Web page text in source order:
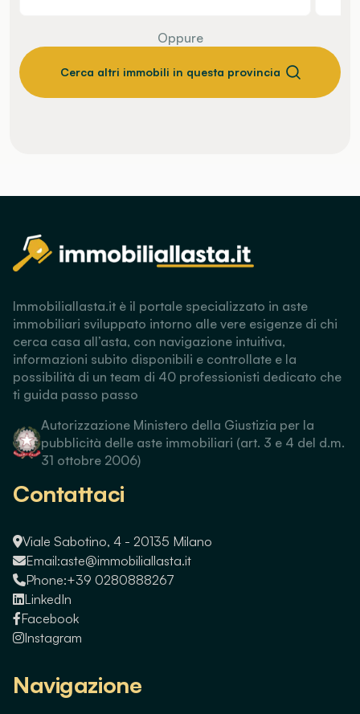
Oppure
Cerca altri immobili in questa provincia
Immobiliallasta.it è il portale specializzato in aste
immobiliari sviluppato intorno alle vere esigenze di chi
cerca casa all’asta, con navigazione intuitiva,
informazioni subito disponibili e controllate e la
possibilità di un team di 40 professionisti dedicato che
ti guida passo passo
Autorizzazione Ministero della Giustizia per la
pubblicità delle aste immobiliari (art. 3 e 4 del d.m.
31 ottobre 2006)
Contattaci
Viale Sabotino, 4 - 20135 Milano
Email:aste@immobiliallasta.it
Phone:+39 0280888267
LinkedIn
Facebook
Instagram
Navigazione